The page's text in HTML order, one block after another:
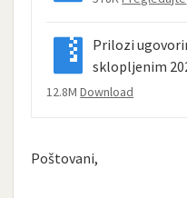
Prilozi
sklopljenim
12.8MDownload
Poštovani,